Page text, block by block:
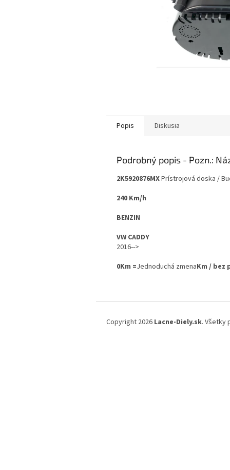
Popis Diskusia
Podrobný popis
2K5920876MXPrístrojová doska /
240 Km/h
BENZIN
VW CADDY
2016-->
0Km =Jednoduchá zmenaKm / bez
Copyright 2026 Lacne-Diely.sk. Všetky